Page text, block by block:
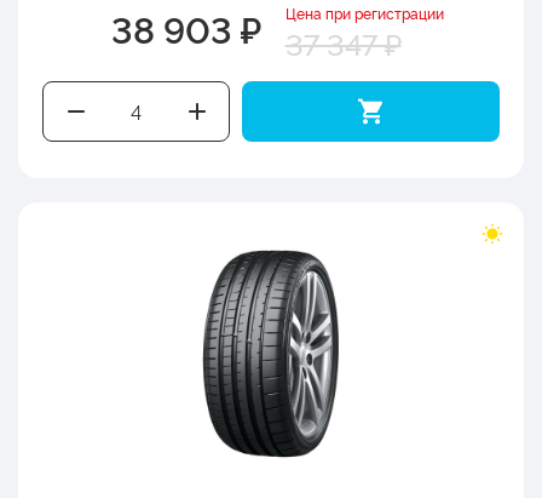
38 903 ₽ Цена при регистрации
37 347 ₽